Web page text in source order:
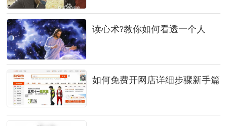
读心术?教你如何看透一个人
如何免费开网店详细步骤新手篇